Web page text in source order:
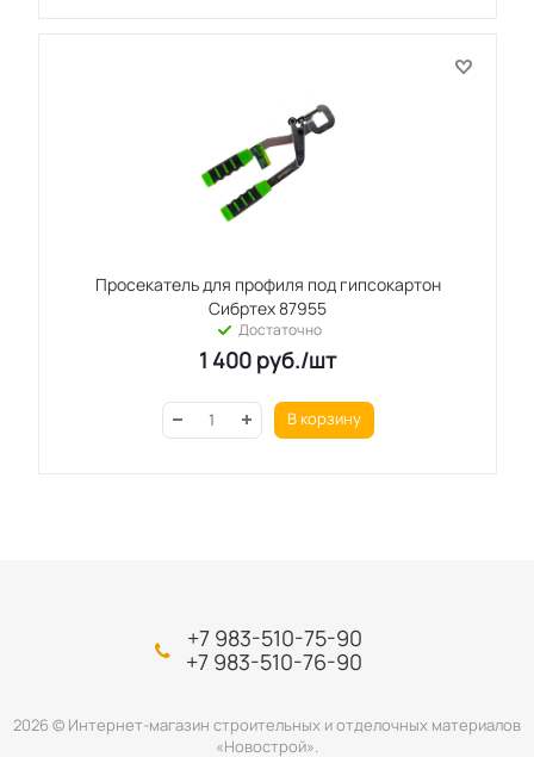
Просекатель для профиля под гипсокартон
Сибртех 87955
Достаточно
1 400 руб./шт
В корзину
+7 983-510-75-90
+7 983-510-76-90
2026 © Интернет-магазин строительных и отделочных материалов
«Новострой».